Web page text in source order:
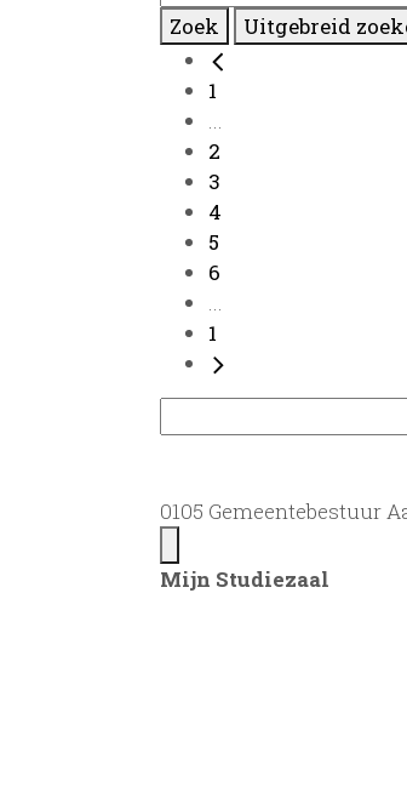
Zoek Uitgebreid
1
...
2
3
4
5
6
...
1
0105 Gemeentebestuur
Mijn Studiezaal